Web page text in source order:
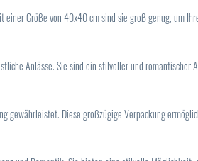
Größe von 40x40 cm sind sie groß genug, um
Anlässe. Sie sind ein stilvoller und romantischer
gewährleistet. Diese großzügige Verpackung